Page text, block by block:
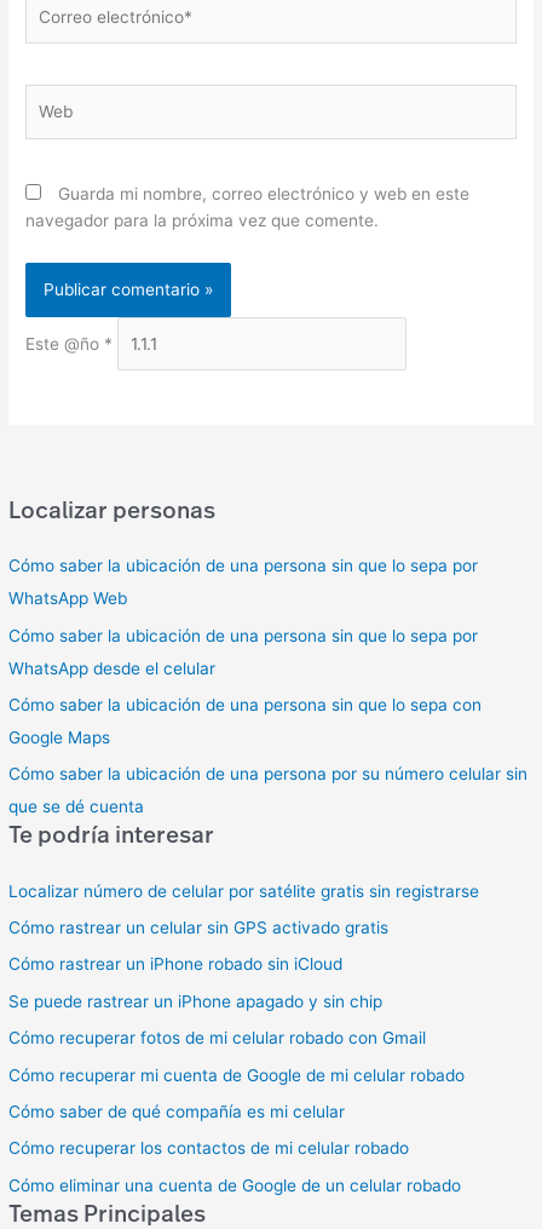
electrónico*
Guarda mi nombre, correo electrónico y web en este
navegador para la próxima vez que comente.
Este @ño *
Localizar personas
Cómo saber la ubicación de una persona sin que lo sepa por
WhatsApp Web
Cómo saber la ubicación de una persona sin que lo sepa por
WhatsApp desde el celular
Cómo saber la ubicación de una persona sin que lo sepa con
Google Maps
Cómo saber la ubicación de una persona por su número celular sin
que se dé cuenta
Te podría interesar
Localizar número de celular por satélite gratis sin registrarse
Cómo rastrear un celular sin GPS activado gratis
Cómo rastrear un iPhone robado sin iCloud
Se puede rastrear un iPhone apagado y sin chip
Cómo recuperar fotos de mi celular robado con Gmail
Cómo recuperar mi cuenta de Google de mi celular robado
Cómo saber de qué compañía es mi celular
Cómo recuperar los contactos de mi celular robado
Cómo eliminar una cuenta de Google de un celular robado
Temas Principales